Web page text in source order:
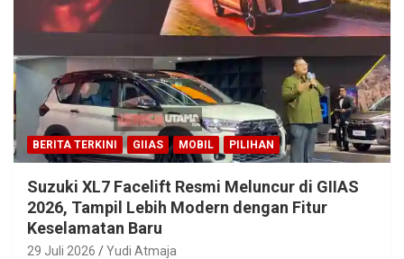
BERITA TERKINI GIIAS MOBIL PILIHAN
Suzuki XL7 Facelift Resmi Meluncur di GIIAS
2026, Tampil Lebih Modern dengan Fitur
Keselamatan Baru
29 Juli 2026 Yudi Atmaja